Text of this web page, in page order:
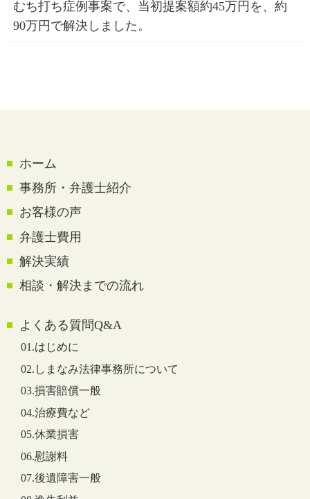
むち打ち症例事案で、当初提案額約45万円を、約
90万円で解決しました。
ホーム
事務所・弁護士紹介
お客様の声
弁護士費用
解決実績
相談・解決までの流れ
よくある質問Q&A
01.はじめに
02.しまなみ法律事務所について
03.損害賠償一般
04.治療費など
05.休業損害
06.慰謝料
07.後遺障害一般